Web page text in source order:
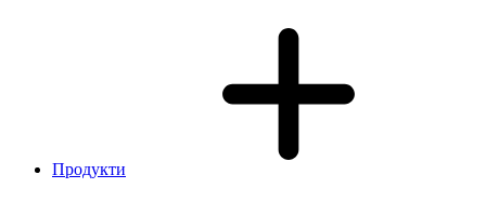
Продукти